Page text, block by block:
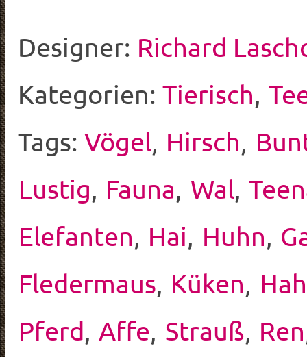
Designer: Richard
Kategorien: Tierisch,
Tags: Vögel, Hirsch,
Lustig, Fauna, Wal,
Elefanten, Hai, Huhn,
Fledermaus, Küken,
Pferd, Affe, Strauß, Ren